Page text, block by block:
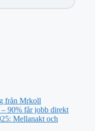
från Mrkoll
90% får jobb direkt
Mellanakt och